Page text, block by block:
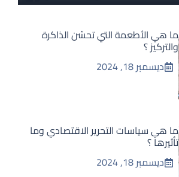
ما هي الأطعمة التي تحسّن الذاكرة
والتركيز ؟
ديسمبر 18, 2024
ما هي سياسات التحرير الاقتصادي وما
تأثيرها ؟
ديسمبر 18, 2024